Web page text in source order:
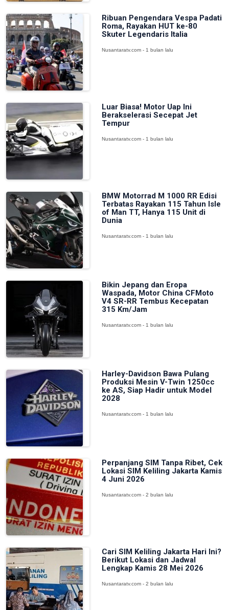
Ribuan Pengendara Vespa Padati
Roma, Rayakan HUT ke-80
Skuter Legendaris Italia
Nusantaratv.com - 1 bulan lalu
Luar Biasa! Motor Uap Ini
Berakselerasi Secepat Jet
Tempur
Nusantaratv.com - 1 bulan lalu
BMW Motorrad M 1000 RR Edisi
Terbatas Rayakan 115 Tahun Isle
of Man TT, Hanya 115 Unit di
Dunia
Nusantaratv.com - 1 bulan lalu
Bikin Jepang dan Eropa
Waspada, Motor China CFMoto
V4 SR-RR Tembus Kecepatan
315 Km/Jam
Nusantaratv.com - 1 bulan lalu
Harley-Davidson Bawa Pulang
Produksi Mesin V-Twin 1250cc
ke AS, Siap Hadir untuk Model
2028
Nusantaratv.com - 1 bulan lalu
Perpanjang SIM Tanpa Ribet, Cek
Lokasi SIM Keliling Jakarta Kamis
4 Juni 2026
Nusantaratv.com - 2 bulan lalu
Cari SIM Keliling Jakarta Hari Ini?
Berikut Lokasi dan Jadwal
Lengkap Kamis 28 Mei 2026
Nusantaratv.com - 2 bulan lalu